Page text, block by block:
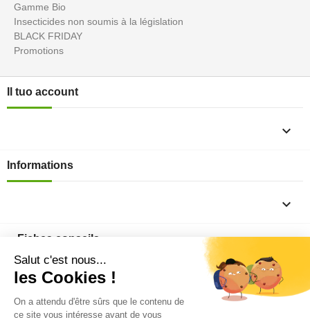
Gamme Bio
Insecticides non soumis à la législation
BLACK FRIDAY
Promotions
Il tuo account

Informations

Fiches conseils

Insecte